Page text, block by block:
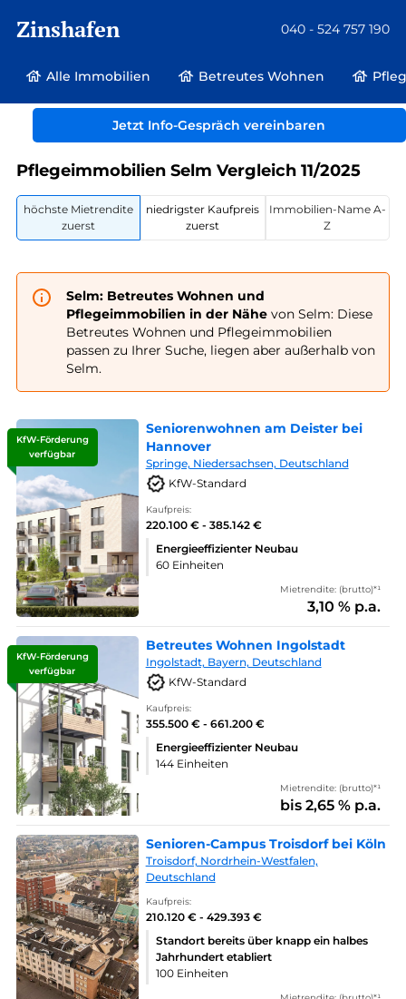
Zinshafen 040 - 524 757 190
Alle Immobilien Betreutes Wohnen
Jetzt Info-Gespräch vereinbaren
Betreutes Wohnen und Pflegeimmobilien
Deutschland
Selm
Pflegeimmobilien Selm Vergleich 11/2025
höchste Mietrendite
zuerst
niedrigster Kaufpreis
zuerst
Immobilien-Name A-
Z
Selm: Betreutes Wohnen und
Pflegeimmobilien in der Nähevon Selm: Diese
Betreutes Wohnen und Pflegeimmobilien
passen zu Ihrer Suche, liegen aber außerhalb von
Selm.
KfW-Förderung
verfügbar
Seniorenwohnen am Deister bei
Hannover
Springe, Niedersachsen, Deutschland
KfW-Standard
Kaufpreis:
220.100 € - 385.142 €
Energieeffizienter Neubau
60 Einheiten
Mietrendite: (brutto)*¹
3,10 % p.a.
KfW-Förderung
verfügbar
Betreutes Wohnen Ingolstadt
Ingolstadt, Bayern, Deutschland
KfW-Standard
Kaufpreis:
355.500 € - 661.200 €
Energieeffizienter Neubau
144 Einheiten
Mietrendite: (brutto)*¹
bis 2,65 % p.a.
Senioren-Campus Troisdorf bei Köln
Troisdorf, Nordrhein-Westfalen,
Deutschland
Kaufpreis:
210.120 € - 429.393 €
Standort bereits über knapp ein halbes
Jahrhundert etabliert
100 Einheiten